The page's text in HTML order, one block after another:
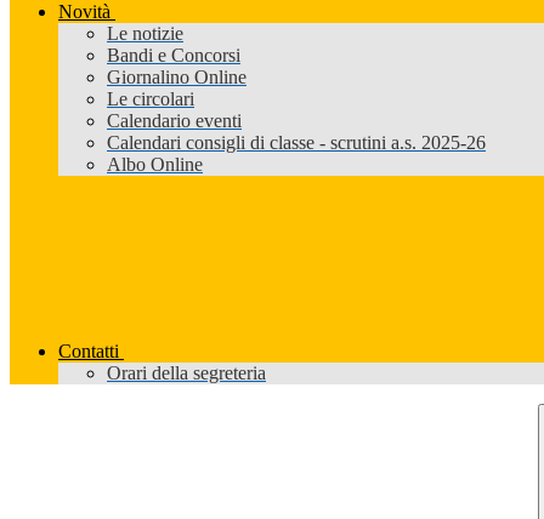
Novità
Le notizie
Bandi e Concorsi
Giornalino Online
Le circolari
Calendario eventi
Calendari consigli di classe - scrutini a.s. 2025-26
Albo Online
Contatti
Orari della segreteria